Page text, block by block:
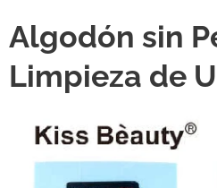
Algodón sin
Limpieza de